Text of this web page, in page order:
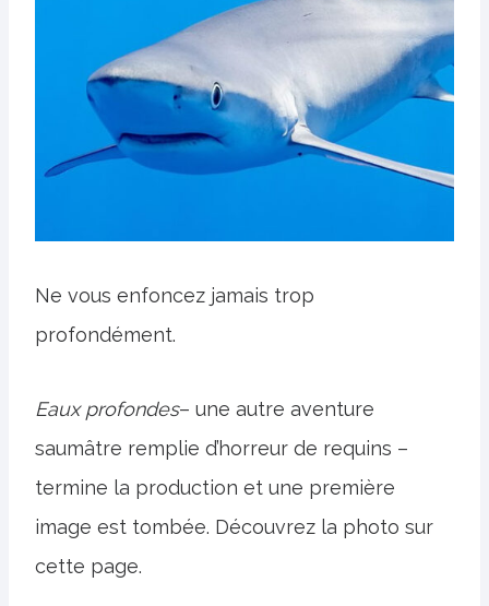
Ne vous enfoncez jamais trop
profondément.
Eaux profondes– une autre aventure
saumâtre remplie d’horreur de requins –
termine la production et une première
image est tombée. Découvrez la photo sur
cette page.